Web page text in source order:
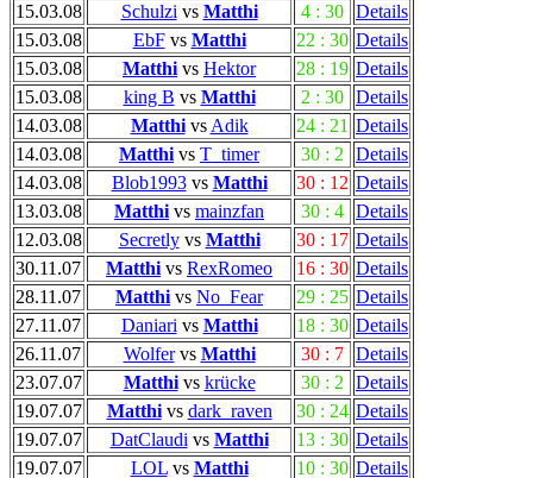
15.03.08
Schulzi vs Matthi 4 : 30 Details
15.03.08
EbFvs Matthi 22 : 30 Details
15.03.08
Matthi vs Hektor 28 : 19 Details
15.03.08
king B vs Matthi 2 : 30 Details
14.03.08
Matthivs Adik 24 : 21 Details
14.03.08
Matthi vs T_timer 30 : 2
Details
14.03.08
Blob1993vs Matthi 30 : 12 Details
13.03.08
Matthi vs mainzfan 30 : 4 Details
12.03.08
Secretlyvs Matthi 30 : 17 Details
30.11.07
Matthi vs RexRomeo 16 : 30 Details
28.11.07
Matthi vs No_Fear 29 : 25 Details
27.11.07
Daniari vs Matthi 18 : 30 Details
26.11.07
Wolfervs Matthi 30 : 7 Details
23.07.07
Matthivs krücke 30 : 2
Details
19.07.07
Matthivs dark_raven 30 : 24 Details
19.07.07
DatClaudi vs Matthi 13 : 30 Details
19.07.07
LOLvs Matthi 10 : 30 Details